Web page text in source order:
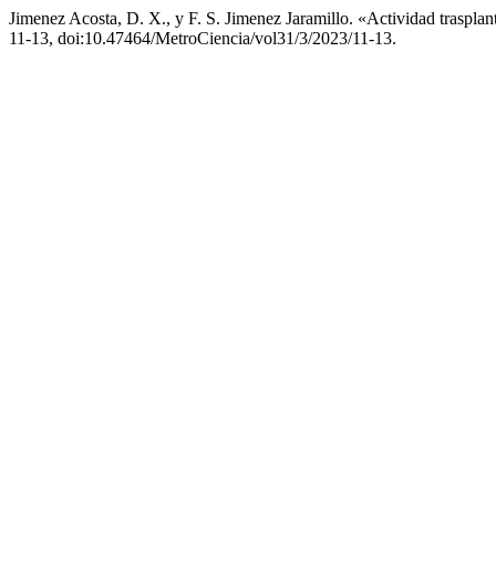
Jimenez Acosta, D. X., y F. S. Jimenez Jaramillo. «Actividad
11-13, doi:10.47464/MetroCiencia/vol31/3/2023/11-13.